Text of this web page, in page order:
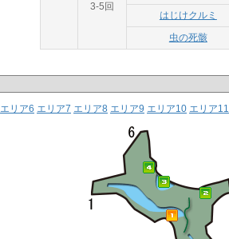
3-5回
はじけクルミ
虫の死骸
エリア6 エリア7 エリア8 エリア9 エリア10 エリア11